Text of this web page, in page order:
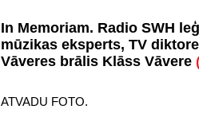
In Memoriam. Radio SWH
mūzikas eksperts, TV
Vāveres brālis Klāss Vāvere
ATVADU FOTO.